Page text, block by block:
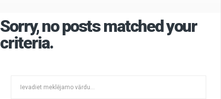
Sorry, no posts matched your
criteria.